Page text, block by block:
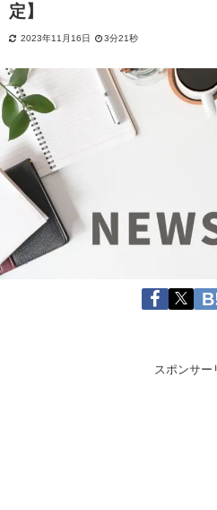
定】
2023年11月16日 3分21秒
スポンサー